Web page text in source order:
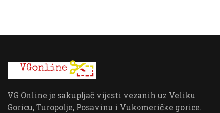
VG Online je sakupljač vijesti vezanih uz Veliku
Goricu, Turopolje, Posavinu i Vukomeričke gorice.